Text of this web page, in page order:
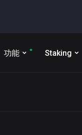
功能 Staking